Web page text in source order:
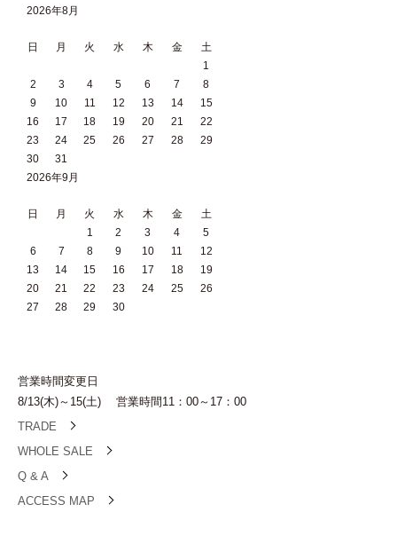
2026年8月
日 月 火 水 木 金
土
1
2
3 4 5 6 7
8
9
10 11 12 13 14
15
16
17 18 19 20 21
22
23
24 25 26 27 28
29
30
31
2026年9月
日 月 火 水 木 金
土
1
2 3 4
5
6
7 8 9 10 11
12
13
14 15 16 17 18
19
20
21 22 23 24 25
26
27
28 29 30
TRADE
WHOLE SALE
Q & A
ACCESS MAP
営業時間変更日
8/13(木)～15(土) 営業時間11：00～17：00